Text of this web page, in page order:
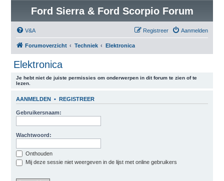
Ford Sierra & Ford Scorpio Forum
V&A Aanmelden
Registreer
Forumoverzicht Techniek Elektronica
Elektronica
Je hebt niet de juiste permissies om onderwerpen in dit forum te zien of te
lezen.
AANMELDEN • REGISTREER
Gebruikersnaam:
Wachtwoord:
Onthouden
Mij deze sessie niet weergeven in de lijst met online gebruikers